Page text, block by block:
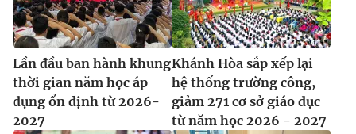
Lần đầu ban hành khung
thời gian năm học áp
dụng ổn định từ 2026-
2027
Khánh Hòa sắp xếp lại
hệ thống trường công,
giảm 271 cơ sở giáo dục
từ năm học 2026 - 2027